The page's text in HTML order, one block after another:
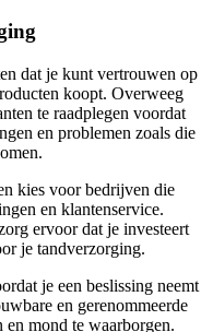
dat je kunt vertrouwen op
koopt. Overweeg
te raadplegen voordat
en problemen zoals die
kies voor bedrijven die
en klantenservice.
ervoor dat je investeert
je tandverzorging.
je een beslissing neemt
en gerenommeerde
mond te waarborgen.